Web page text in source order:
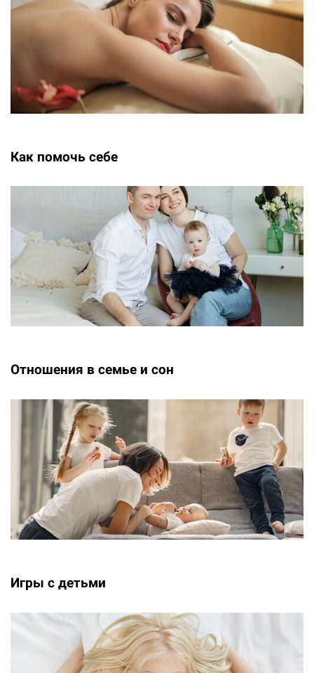
Как помочь себе
Отношения в семье и сон
Игры с детьми